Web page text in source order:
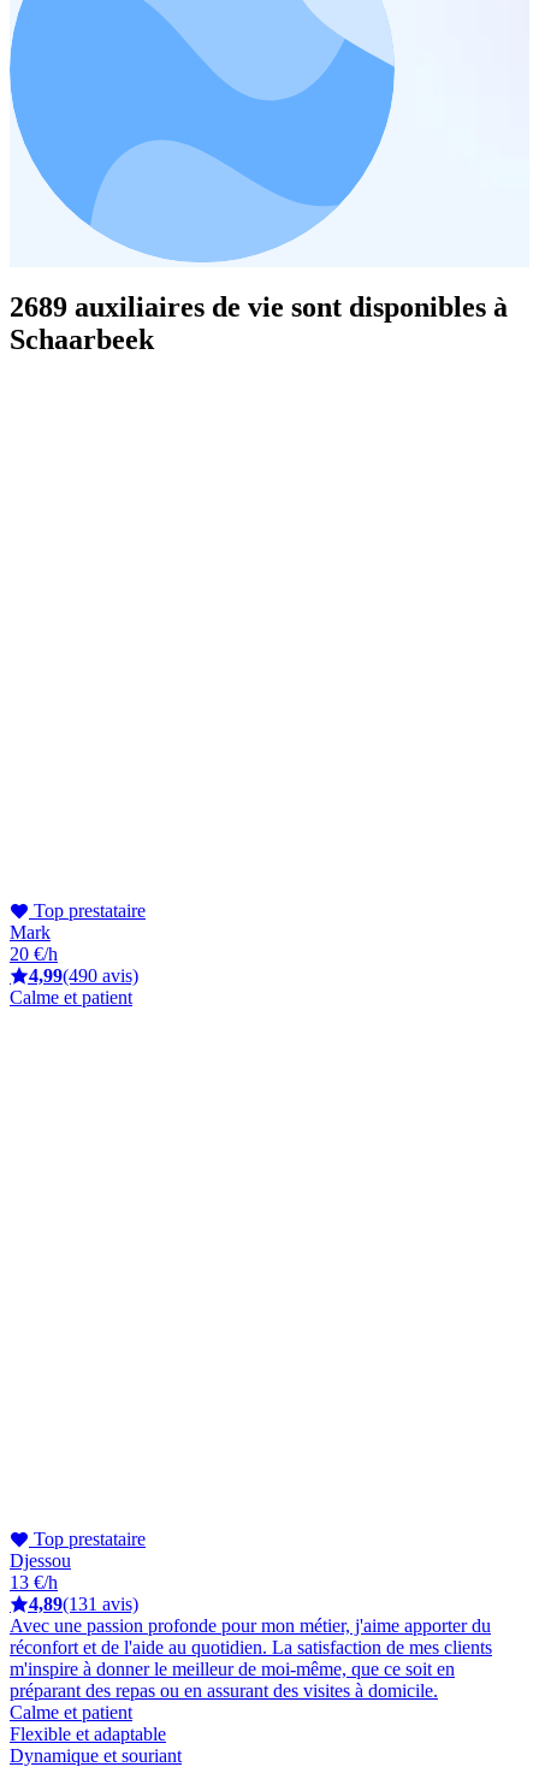
2689 auxiliaires de vie sont disponibles à
Schaarbeek
Top prestataire
Mark
20 €/h
4,99(490 avis)
Calme et patient
Top prestataire
Djessou
13 €/h
4,89(131 avis)
Avec une passion profonde pour mon métier, j'aime apporter du
réconfort et de l'aide au quotidien. La satisfaction de mes clients
m'inspire à donner le meilleur de moi-même, que ce soit en
préparant des repas ou en assurant des visites à domicile.
Calme et patient
Flexible et adaptable
Dynamique et souriant